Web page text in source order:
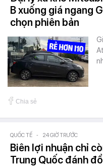
B xuống giá ngang
chọn phiên bản
Chia sẻ
QUỐC TẾ - 24 GIỜ TRƯỚC
Biên lợi nhuận chỉ
Trung Quốc đánh